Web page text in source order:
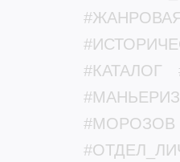
#КАТАЛОГ
#МОРОЗОВ